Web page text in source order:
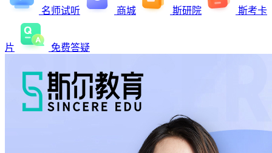
名师试听 商城 斯研院 斯考卡
片 免费答疑